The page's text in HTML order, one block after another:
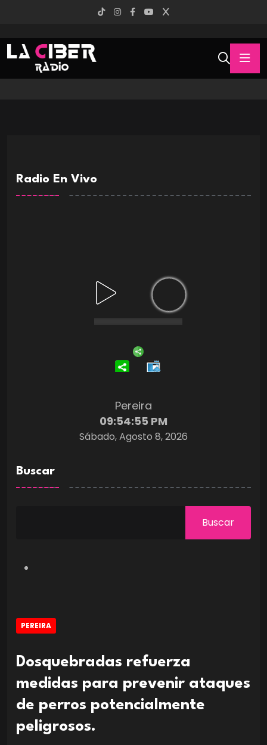
PEREIRA
Dosquebradas refuerza
medidas para prevenir ataques
de perros potencialmente
peligrosos.
Radio En Vivo
Pereira
09:54:56 PM
Sábado, Agosto 8, 2026
Buscar
Buscar